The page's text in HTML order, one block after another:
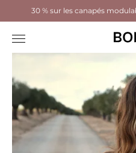
30 % sur les canapés